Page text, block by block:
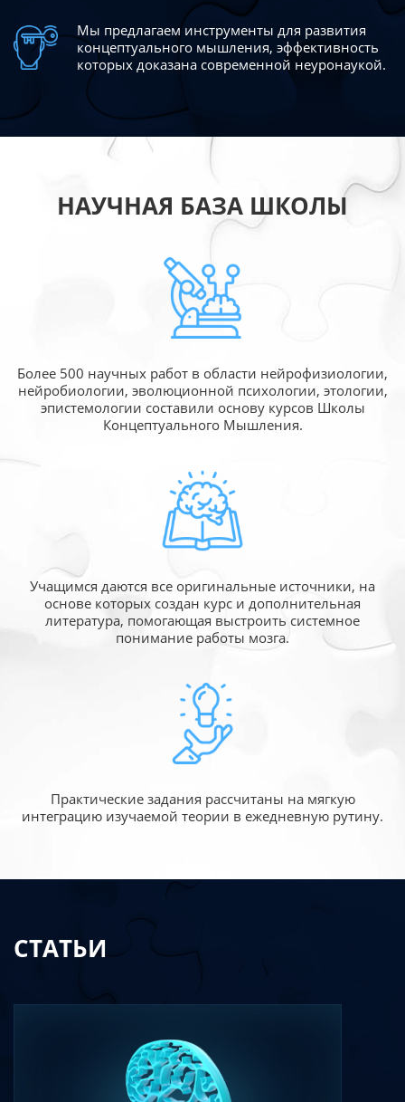
Мы предлагаем инструменты для развития
концептуального мышления, эффективность
которых доказана современной неуронаукой.
НАУЧНАЯ БАЗА ШКОЛЫ
Более 500 научных работ в области нейрофизиологии,
нейробиологии, эволюционной психологии, этологии,
эпистемологии составили основу курсов Школы
Концептуального Мышления.
Учащимся даются все оригинальные источники, на
основе которых создан курс и дополнительная
литература, помогающая выстроить системное
понимание работы мозга.
Практические задания рассчитаны на мягкую
интеграцию изучаемой теории в ежедневную рутину.
СТАТЬИ